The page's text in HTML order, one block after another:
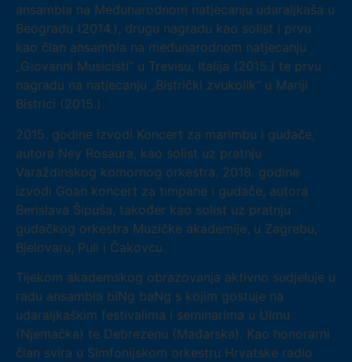
ansambla na Međunarodnom natjecanju udaraljkaša u
Beogradu (2014.), drugu nagradu kao solist i prvu
kao član ansambla na međunarodnom natjecanju
„Giovanni Musicisti“ u Trevisu, Italija (2015.) te prvu
nagradu na natjecanju „Bistrički zvukolik“ u Mariji
Bistrici (2015.).
2015. godine izvodi Koncert za marimbu i gudače,
autora Ney Rosaura, kao solist uz pratnju
Varaždinskog komornog orkestra. 2018. godine
izvodi Goan koncert za timpane i gudače, autora
Berislava Šipuša, također kao solist uz pratnju
gudačkog orkestra Muzičke akademije, u Zagrebu,
Bjelovaru, Puli i Čakovcu.
Tijekom akademskog obrazovanja aktivno sudjeluje u
radu ansambla biNg baNg s kojim gostuje na
udaraljkaškim festivalima i seminarima u Ulmu
(Njemačka) te Debrezenu (Mađarska). Kao honorarni
član svira u Simfonijskom orkestru Hrvatske radio